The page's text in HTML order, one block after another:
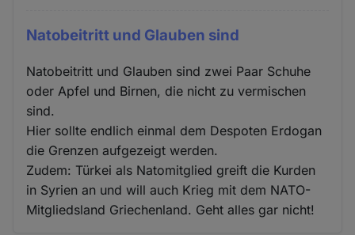
Natobeitritt und Glauben sind
Natobeitritt und Glauben sind zwei Paar Schuhe
oder Apfel und Birnen, die nicht zu vermischen
sind.
Hier sollte endlich einmal dem Despoten Erdogan
die Grenzen aufgezeigt werden.
Zudem: Türkei als Natomitglied greift die Kurden
in Syrien an und will auch Krieg mit dem NATO-
Mitgliedsland Griechenland. Geht alles gar nicht!